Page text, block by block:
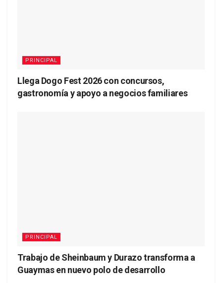
PRINCIPAL
Llega Dogo Fest 2026 con concursos,
gastronomía y apoyo a negocios familiares
PRINCIPAL
Trabajo de Sheinbaum y Durazo transforma a
Guaymas en nuevo polo de desarrollo